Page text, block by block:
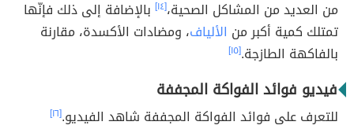
من العديد من المشاكل الصحية،[١٤]
بالإضافة إلى ذلك فإنّها
تمتلك كمية أكبر من الألياف، ومضادات الأكسدة، مقارنة
بالفاكهة الطازجة.[١٥]
فيديو فوائد الفواكة المجففة
للتعرف على فوائد الفواكة المجففة شاهد الفيديو.[١٦]